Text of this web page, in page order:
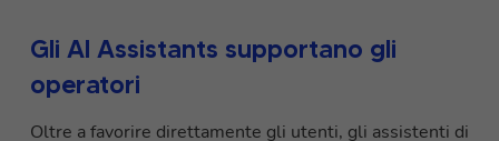
Gli AI Assistants supportano gli
operatori
Oltre a favorire direttamente gli utenti, gli assistenti di